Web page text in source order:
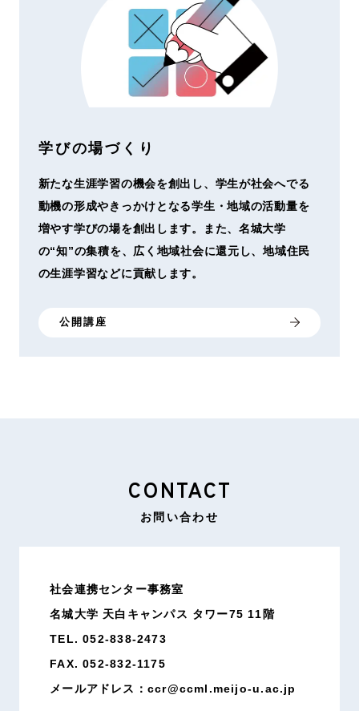
学びの場づくり
新たな生涯学習の機会を創出し、学生が社会へでる
動機の形成やきっかけとなる学生・地域の活動量を
増やす学びの場を創出します。また、名城大学
の“知”の集積を、広く地域社会に還元し、地域住民
の生涯学習などに貢献します。
公開講座
CONTACT
お問い合わせ
社会連携センター事務室
名城大学 天白キャンパス タワー75 11階
TEL. 052-838-2473
FAX. 052-832-1175
メールアドレス：ccr@ccml.meijo-u.ac.jp